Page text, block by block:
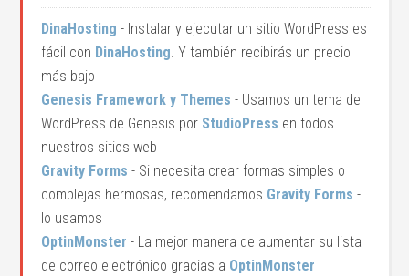
DinaHosting - Instalar y ejecutar un sitio WordPress es
fácil con DinaHosting. Y también recibirás un precio
más bajo
Genesis Framework y Themes - Usamos un tema de
WordPress de Genesis por StudioPress en todos
nuestros sitios web
Gravity Forms - Si necesita crear formas simples o
complejas hermosas, recomendamos Gravity Forms -
lo usamos
OptinMonster - La mejor manera de aumentar su lista
de correo electrónico gracias a OptinMonster